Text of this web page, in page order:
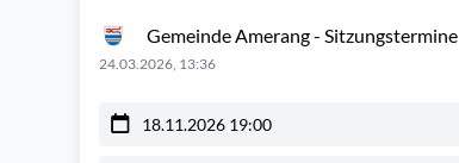
Gemeinde Amerang - Sitzungstermine
24.03.2026, 13:36
18.11.2026 19:00